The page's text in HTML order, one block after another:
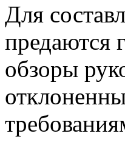
Для
предаются
обзоры